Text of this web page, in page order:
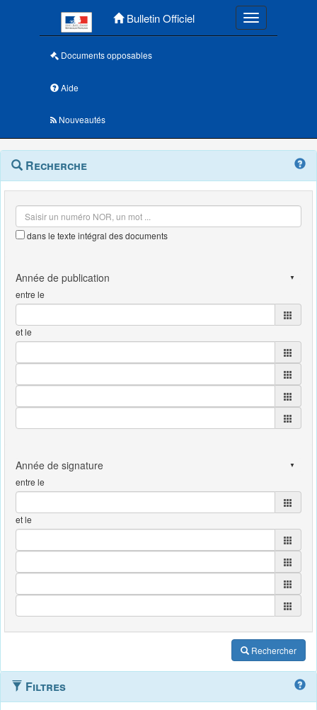
Bulletin Officiel Toggle
Documents opposables
Aide
Nouveautés
Navigation
outils
Menu
contextuel
Recherche
dans le texte intégral des documents
entre le
et le
entre le
et le
Rechercher
Filtres